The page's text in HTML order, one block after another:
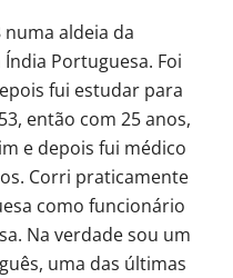
numa aldeia da
Portuguesa. Foi
fui estudar para
então com 25 anos,
e depois fui médico
Corri praticamente
como funcionário
Na verdade sou um
uma das últimas